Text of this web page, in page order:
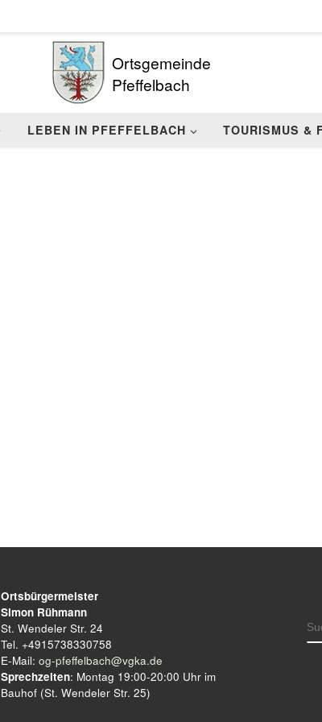
Ortsgemeinde
Pfeffelbach
LEBEN IN PFEFFELBACH TOURISMUS &
Ortsbürgermeister
Simon Rühmann
St. Wendeler Str. 24
Tel. +4915738330758
E-Mail: og-pfeffelbach@vgka.de
Sprechzeiten: Montag 19:00-20:00 Uhr im
Bauhof (St. Wendeler Str. 25)